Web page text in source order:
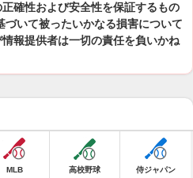
確性および安全性を保証するもの
いて被ったいかなる損害について
報提供者は一切の責任を負いかね
MLB 高校野球 侍ジャパン